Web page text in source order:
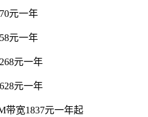
元一年
元一年
元一年
元一年
带宽1837元一年起